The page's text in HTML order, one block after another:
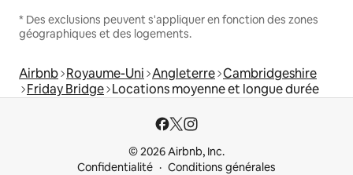
* Des exclusions peuvent s'appliquer en fonction des zones
géographiques et des logements.
Airbnb Royaume-Uni Angleterre Cambridgeshire
Friday Bridge Locations moyenne et longue durée
© 2026 Airbnb, Inc.
Confidentialité
Conditions générales